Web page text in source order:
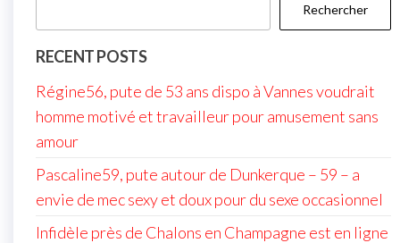
Rechercher
RECENT POSTS
Régine56, pute de 53 ans dispo à Vannes voudrait
homme motivé et travailleur pour amusement sans
amour
Pascaline59, pute autour de Dunkerque – 59 – a
envie de mec sexy et doux pour du sexe occasionnel
Infidèle près de Chalons en Champagne est en ligne